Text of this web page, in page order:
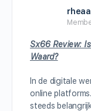
Sx66 Review:
Waard?
In de digitale
online
steeds